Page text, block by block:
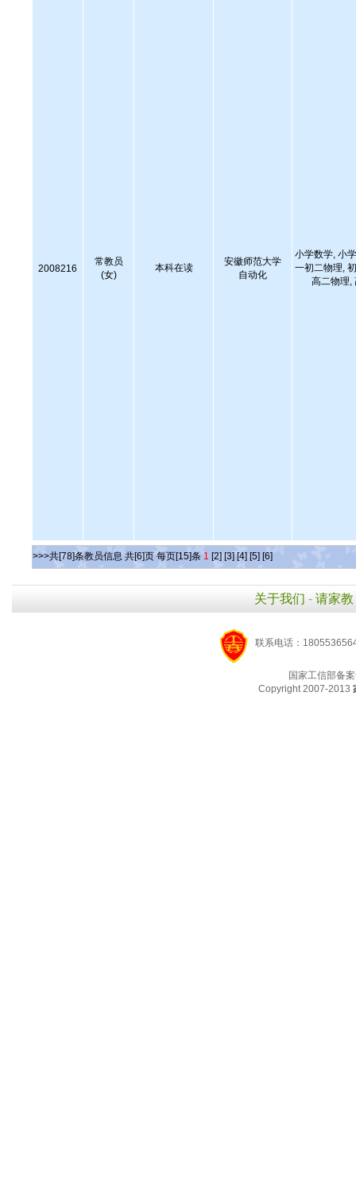
2008216
常教员
(女)
本科在读
安徽师范大学
自动化
小学数学, 小
一初二物理,
高二物理,
>>>共[78]条教员信息 共[6]页 每页[15]条 1 [2] [3] [4] [5] [6]
关于我们 - 请家教
联系电话：
国家工信部备
Copyright 2007-2013